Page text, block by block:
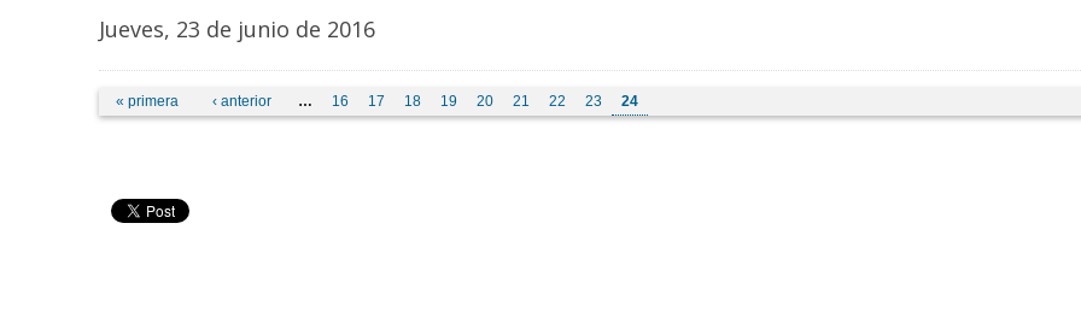
Jueves, 23 de junio de 2016
Pages
« primera ‹ anterior … 16 17 18 19 20 21 22 23 24